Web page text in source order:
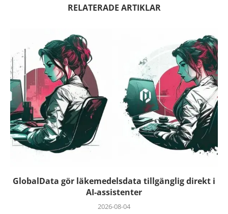
RELATERADE ARTIKLAR
GlobalData gör läkemedelsdata tillgänglig direkt i
AI-assistenter
2026-08-04